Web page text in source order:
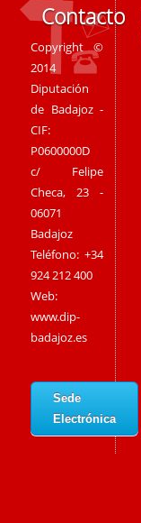
Contacto
Copyright ©
2014
Diputación
de Badajoz -
CIF:
P0600000D
c/ Felipe
Checa, 23 -
06071
Badajoz
Teléfono: +34
924 212 400
Web:
www.dip-
badajoz.es
Sede
Electrónica